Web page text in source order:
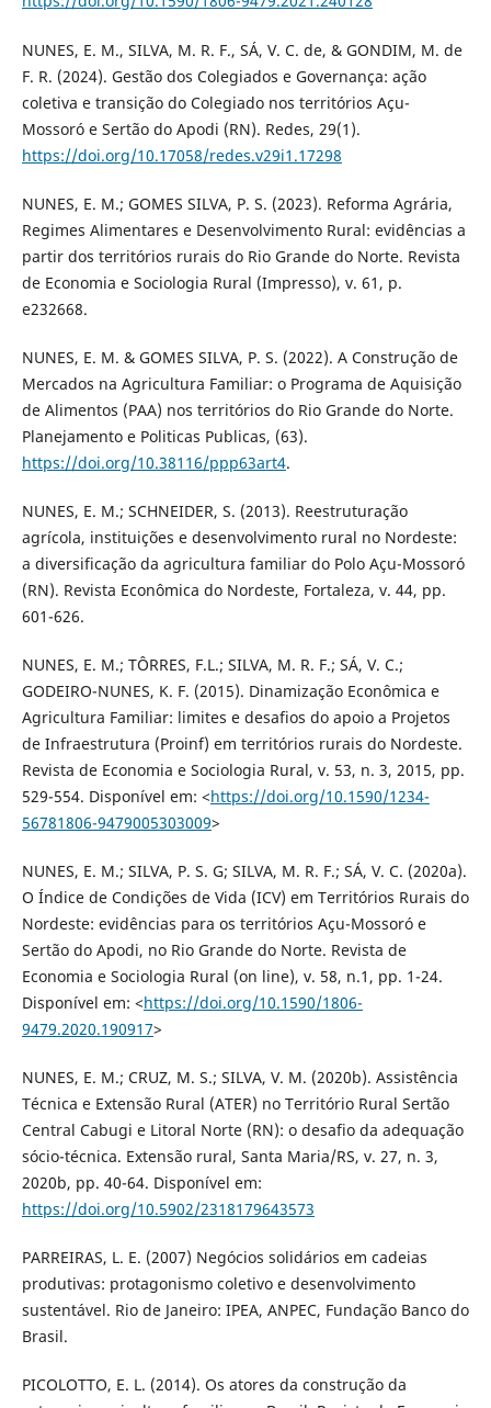
NUNES, E. M., SILVA, M. R. F., SÁ, V. C. de, & GONDIM, M. de
F. R. (2024). Gestão dos Colegiados e Governança: ação
coletiva e transição do Colegiado nos territórios Açu-
Mossoró e Sertão do Apodi (RN). Redes, 29(1).
https://doi.org/10.17058/redes.v29i1.17298
NUNES, E. M.; GOMES SILVA, P. S. (2023). Reforma Agrária,
Regimes Alimentares e Desenvolvimento Rural: evidências a
partir dos territórios rurais do Rio Grande do Norte. Revista
de Economia e Sociologia Rural (Impresso), v. 61, p.
e232668.
NUNES, E. M. & GOMES SILVA, P. S. (2022). A Construção de
Mercados na Agricultura Familiar: o Programa de Aquisição
de Alimentos (PAA) nos territórios do Rio Grande do Norte.
Planejamento e Politicas Publicas, (63).
https://doi.org/10.38116/ppp63art4.
NUNES, E. M.; SCHNEIDER, S. (2013). Reestruturação
agrícola, instituições e desenvolvimento rural no Nordeste:
a diversificação da agricultura familiar do Polo Açu-Mossoró
(RN). Revista Econômica do Nordeste, Fortaleza, v. 44, pp.
601-626.
NUNES, E. M.; TÔRRES, F.L.; SILVA, M. R. F.; SÁ, V. C.;
GODEIRO-NUNES, K. F. (2015). Dinamização Econômica e
Agricultura Familiar: limites e desafios do apoio a Projetos
de Infraestrutura (Proinf) em territórios rurais do Nordeste.
Revista de Economia e Sociologia Rural, v. 53, n. 3, 2015, pp.
529-554. Disponível em: <https://doi.org/10.1590/1234-
56781806-9479005303009>
NUNES, E. M.; SILVA, P. S. G; SILVA, M. R. F.; SÁ, V. C. (2020a).
O Índice de Condições de Vida (ICV) em Territórios Rurais do
Nordeste: evidências para os territórios Açu-Mossoró e
Sertão do Apodi, no Rio Grande do Norte. Revista de
Economia e Sociologia Rural (on line), v. 58, n.1, pp. 1-24.
Disponível em: <https://doi.org/10.1590/1806-
9479.2020.190917>
NUNES, E. M.; CRUZ, M. S.; SILVA, V. M. (2020b). Assistência
Técnica e Extensão Rural (ATER) no Território Rural Sertão
Central Cabugi e Litoral Norte (RN): o desafio da adequação
sócio-técnica. Extensão rural, Santa Maria/RS, v. 27, n. 3,
2020b, pp. 40-64. Disponível em:
https://doi.org/10.5902/2318179643573
PARREIRAS, L. E. (2007) Negócios solidários em cadeias
produtivas: protagonismo coletivo e desenvolvimento
sustentável. Rio de Janeiro: IPEA, ANPEC, Fundação Banco do
Brasil.
PICOLOTTO, E. L. (2014). Os atores da construção da